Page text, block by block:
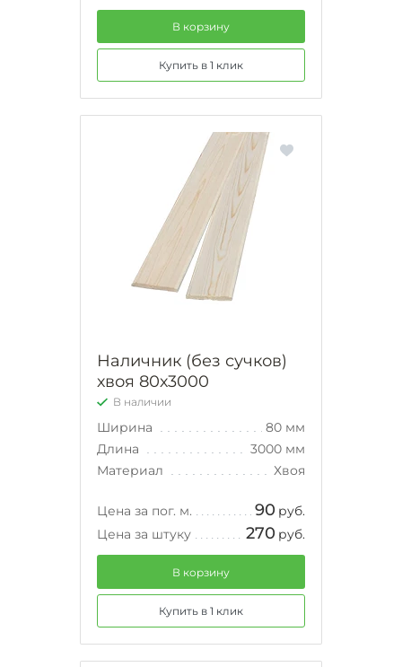
В корзину
Купить в 1 клик
Наличник (без сучков)
хвоя 80х3000
В наличии
Ширина
80 мм
Длина
3000 мм
Материал
Хвоя
Цена за пог. м. 90 руб.
Цена за штуку
270 руб.
В корзину
Купить в 1 клик